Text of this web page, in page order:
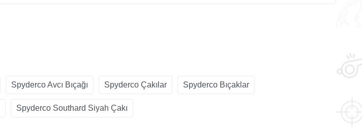
Spyderco Avcı Bıçağı Spyderco Çakılar Spyderco Bıçaklar
Spyderco Southard Siyah Çakı